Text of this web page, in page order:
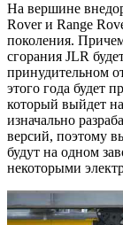
На вершине
Rover и Range
поколения.
сгорания JLR
принудительном
этого года будет
который выйдет
изначально
версий, поэтому
будут на одном
некоторыми